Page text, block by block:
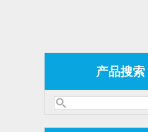
产品搜索